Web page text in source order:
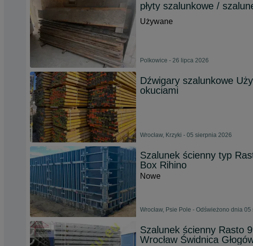
płyty szalunkowe /
Używane
Polkowice - 26 lipca 2026
Dźwigary szalunkowe
okuciami
Wrocław, Krzyki - 05 sierpnia 2026
Szalunek ścienny typ
Box Rihino
Nowe
Wrocław, Psie Pole - Odświeżono dnia
Szalunek ścienny Rasto
Wrocław Świdnica